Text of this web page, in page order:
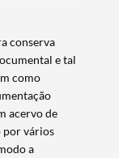
conserva
e tal
como
acervo de
por vários
a